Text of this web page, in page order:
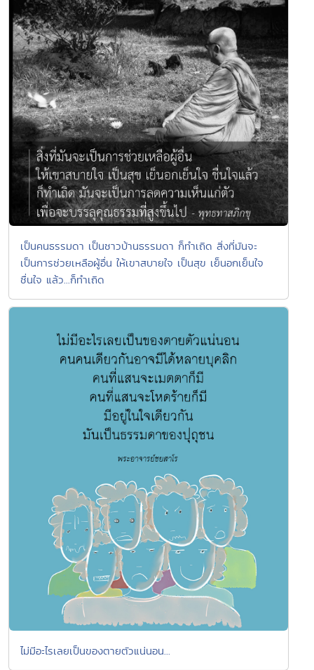
เป็นคนธรรมดา เป็นชาวบ้านธรรมดา ก็ทำเถิด สิ่งที่มันจะ
เป็นการช่วยเหลือผู้อื่น ให้เขาสบายใจ เป็นสุข เย็นอกเย็นใจ
ชื่นใจ แล้ว...ก็ทำเถิด
ไม่มีอะไรเลยเป็นของตายตัวแน่นอน...